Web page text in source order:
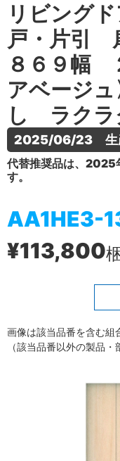
リビング
戸・片引
８６９幅
アベージ
し ラクラ
2025/06/23　生
代替推奨品は、2025
す。
AA1HE3-
¥113,800
画像は該当品番を含む組
（該当品番以外の製品・